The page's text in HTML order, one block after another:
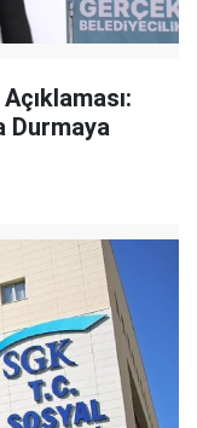
Durmaya